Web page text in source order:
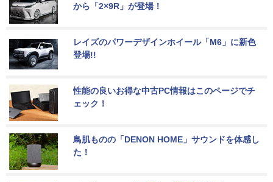
から「2×9R」が登場！
レイズのパワーデザインホイール「M6」に新色
登場!!
性能の良いお得な中古PC情報はこのページでチ
ェック！
鳥肌ものの「DENON HOME」サウンドを体感し
た！